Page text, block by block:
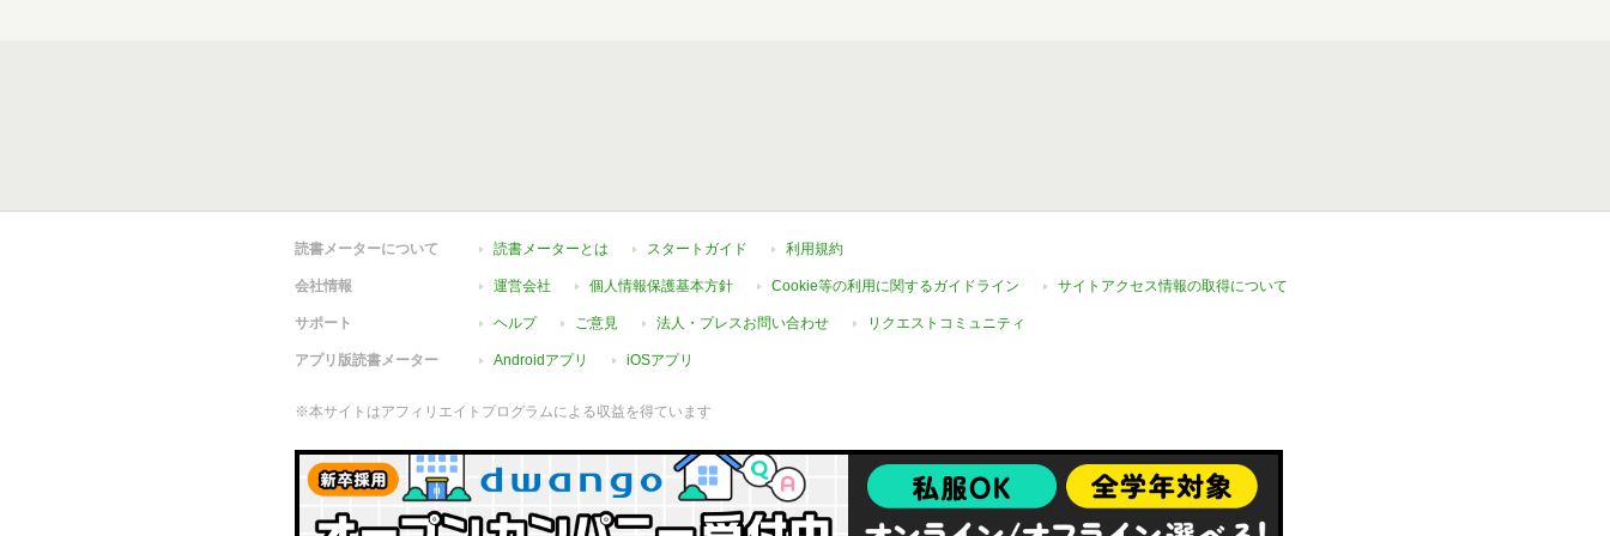
読書メーターについて 読書メーターとは スタートガイド 利用規約
会社情報 運営会社 個人情報保護基本方針 Cookie等の利用に関するガイドライン サイトアクセス情報の取得について
サポート ヘルプ ご意見 法人・プレスお問い合わせ リクエストコミュニティ
アプリ版読書メーター Androidアプリ iOSアプリ
※本サイトはアフィリエイトプログラムによる収益を得ています